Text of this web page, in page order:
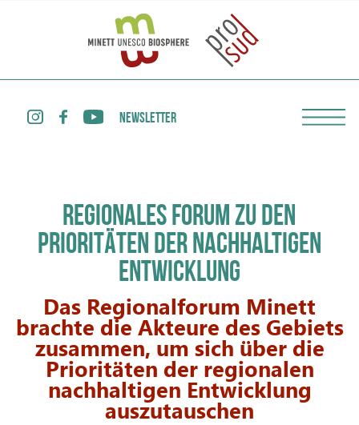
NEWSLETTER
REGIONALES FORUM ZU DEN
PRIORITÄTEN DER NACHHALTIGEN
ENTWICKLUNG
Das Regionalforum Minett
brachte die Akteure des Gebiets
zusammen, um sich über die
Prioritäten der regionalen
nachhaltigen Entwicklung
auszutauschen